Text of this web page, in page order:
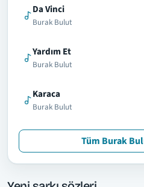
Da Vinci
Burak Bulut
Yardım Et
Burak Bulut
Karaca
Burak Bulut
Tüm Burak